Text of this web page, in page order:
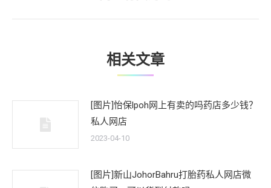
文
相关文章
[图片]怡保lpoh网上有卖的吗药店多少钱？
私人网店
2023-04-10
[图片]新山JohorBahru打胎药私人网店微